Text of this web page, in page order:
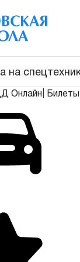
на
Онлайн